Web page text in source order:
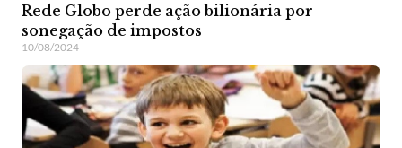
Rede Globo perde ação bilionária por
sonegação de impostos
10/08/2024